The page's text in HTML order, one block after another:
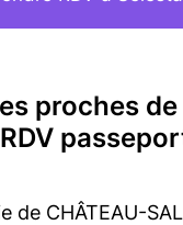
proches
de CHÂTEAU-